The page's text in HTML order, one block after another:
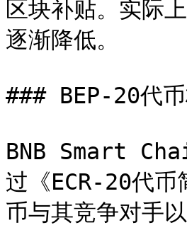
区块补贴。实际
逐渐降低。
### BEP-20代
BNB Smart
过《ECR-20代币
币与其竞争对手